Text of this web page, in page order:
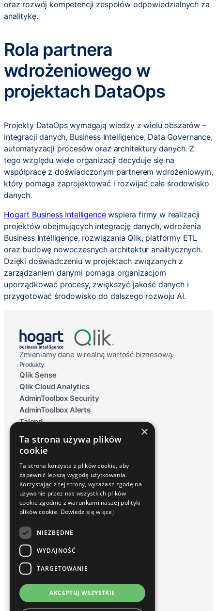
oraz rozwój kompetencji zespołów odpowiedzialnych za
analitykę.
Rola partnera
wdrożeniowego w
projektach DataOps
Projekty DataOps wymagają wiedzy z wielu obszarów –
integracji danych, Business Intelligence, Data Governance,
automatyzacji procesów oraz architektury danych. Z
tego względu wiele organizacji decyduje się na
współpracę z doświadczonym partnerem wdrożeniowym,
który pomaga zaprojektować i rozwijać całe środowisko
danych.
Hogart Business Intelligencewspiera firmy w realizacji
projektów obejmujących integrację danych, wdrożenia
Business Intelligence, rozwiązania Qlik, platformy ETL
oraz budowę nowoczesnych architektur analitycznych.
Dzięki doświadczeniu w projektach związanych z
zarządzaniem danymi pomaga organizacjom
uporządkować procesy, zwiększyć jakość danych i
przygotować środowisko do dalszego rozwoju AI.
Zmieniamy dane w realną wartość biznesową.
Produkty
Qlik Sense
Qlik Cloud Analytics
AdminToolbox Security
AdminToolbox Alerts
Talend
Raportowanie ESG
Inphinity
Usługi i Rozwiązania
Wdrożenia
Serwis / Utrzymanie
Szkolenia
Baza wiedzy
Słownik
Webinary Talend i Qlik Sense
O nas
Kim jesteśmy
Partnerzy
Kariera
Kontakt
×
Ta strona używa plików
cookie
Ta strona korzysta z plików cookie, aby
zapewnić lepszą wygodę użytkowania.
Korzystając z tej strony, wyrażasz zgodę na
używanie przez nas wszystkich plików
cookie zgodnie z warunkami naszej polityki
plików cookie. Dowiedz się więcej
NIEZBĘDNE
WYDAJNOŚĆ
TARGETOWANIE
AKCEPTUJ WSZYSTKIE